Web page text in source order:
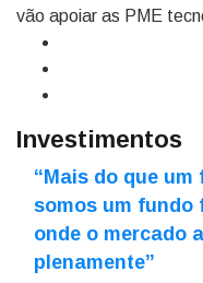
vão apoiar as PME
Investimentos
“Mais do que
somos um fundo
onde o mercado
plenamente”